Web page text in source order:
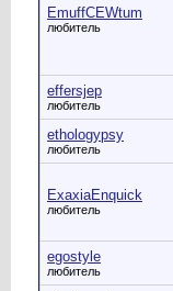
EmuffCEWtum
любитель
effersjep
любитель
ethologypsy
любитель
ExaxiaEnquick
любитель
egostyle
любитель